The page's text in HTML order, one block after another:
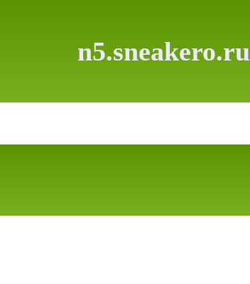
n5.sneakero.ru